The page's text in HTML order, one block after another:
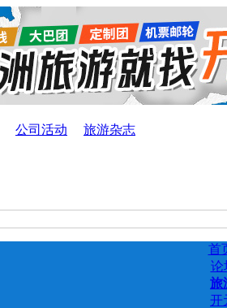
公司活动 旅游杂志
首
论
旅
开